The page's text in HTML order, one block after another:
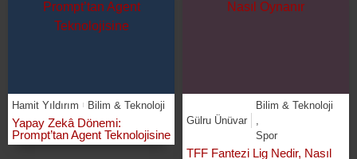
Hamit Yıldırım Bilim & Teknoloji
Yapay Zekâ Dönemi:
Prompt’tan Agent Teknolojisine
Gülru Ünüvar
Bilim & Teknoloji
Spor
TFF Fantezi Lig Nedir, Nasıl